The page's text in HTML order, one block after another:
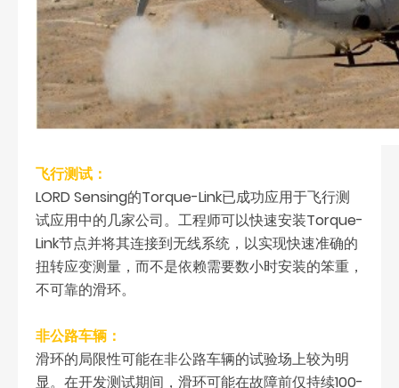
飞行测试：
LORD Sensing的Torque-Link已成功应用于飞行测
试应用中的几家公司。工程师可以快速安装Torque-
Link节点并将其连接到无线系统，以实现快速准确的
扭转应变测量，而不是依赖需要数小时安装的笨重，
不可靠的滑环。
非公路车辆：
滑环的局限性可能在非公路车辆的试验场上较为明
显。在开发测试期间，滑环可能在故障前仅持续100-